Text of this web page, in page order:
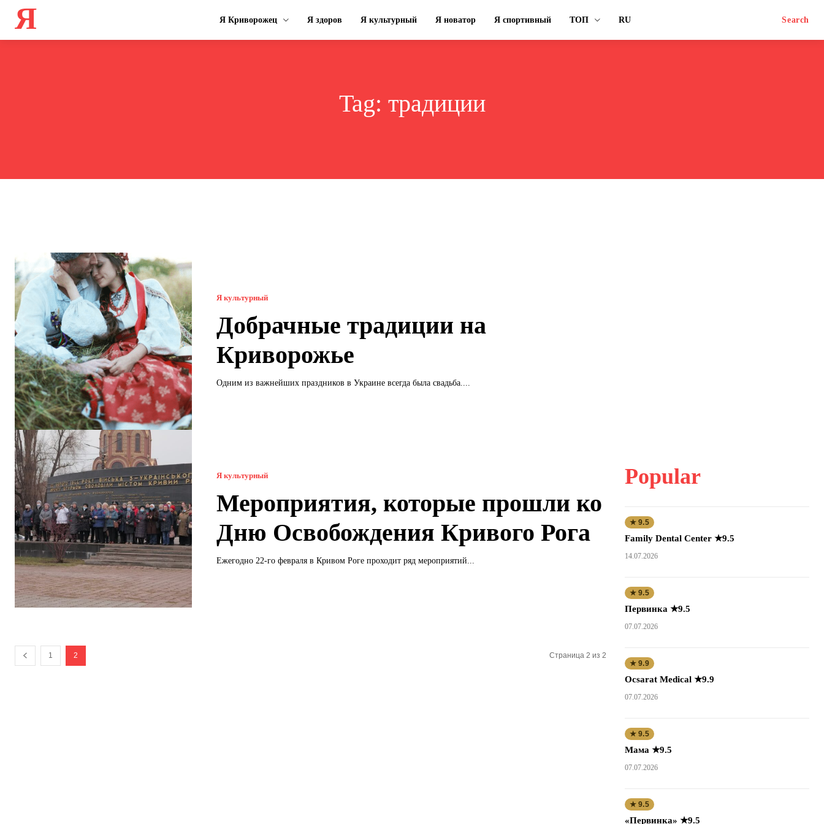
Я Я Криворожец Я здоров Я культурный Я новатор Я спортивный ТОП RU Search
Tag: традиции
Я культурный
Добрачные традиции на
Криворожье
Одним из важнейших праздников в Украине всегда была свадьба....
Я культурный
Мероприятия, которые прошли ко
Дню Освобождения Кривого Рога
Ежегодно 22-го февраля в Кривом Роге проходит ряд мероприятий...
1 2 Страница 2 из 2
Popular
★ 9.5
Family Dental Center ★9.5
14.07.2026
★ 9.5
Первинка ★9.5
07.07.2026
★ 9.9
Ocsarat Medical ★9.9
07.07.2026
★ 9.5
Мама ★9.5
07.07.2026
★ 9.5
«Первинка» ★9.5